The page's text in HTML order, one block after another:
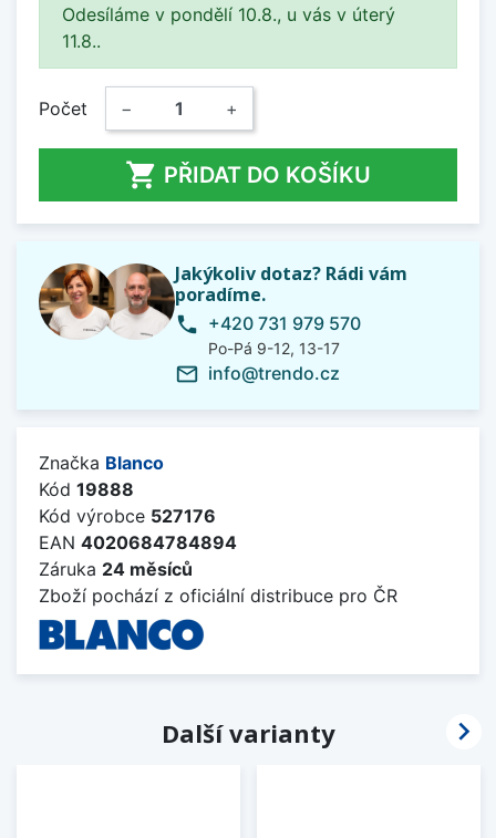
Odesíláme v pondělí 10.8., u vás v úterý
11.8..
Počet − +
 PŘIDAT DO KOŠÍKU
Jakýkoliv dotaz? Rádi vám
poradíme.
phone +420 731 979 570
Po-Pá 9-12, 13-17
mail_outline info@trendo.cz
Značka Blanco
Kód 19888
Kód výrobce 527176
EAN 4020684784894
Záruka 24 měsíců
Zboží pochází z oficiální distribuce pro ČR
Další varianty 